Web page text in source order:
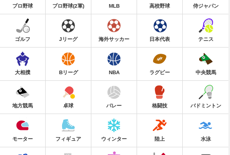
プロ野球 プロ野球(2軍) MLB 高校野球 侍ジャパン
ゴルフ Jリーグ 海外サッカー 日本代表 テニス
大相撲 Bリーグ NBA ラグビー 中央競馬
地方競馬 卓球 バレー 格闘技 バドミントン
モーター フィギュア ウィンター 陸上 水泳